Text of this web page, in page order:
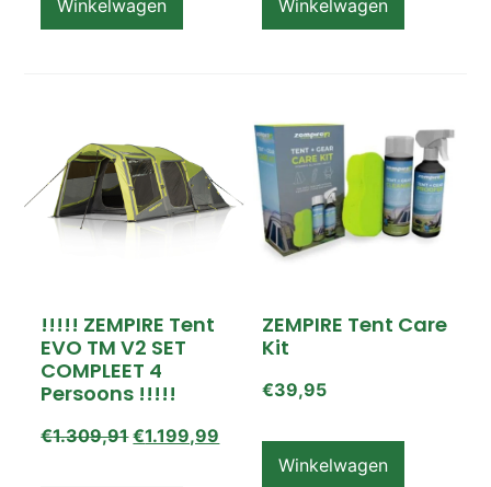
Winkelwagen Winkelwagen
!!!!! ZEMPIRE Tent
EVO TM V2 SET
COMPLEET 4
Persoons !!!!!
€1.309,91 €1.199,99
ZEMPIRE Tent Care
Kit
€39,95
Winkelwagen